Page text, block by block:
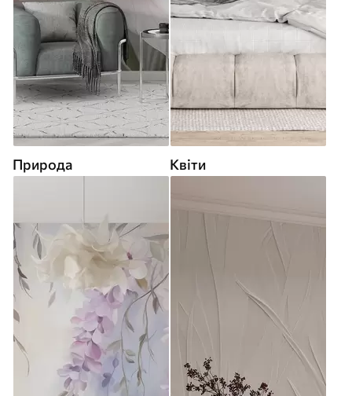
Природа Квіти